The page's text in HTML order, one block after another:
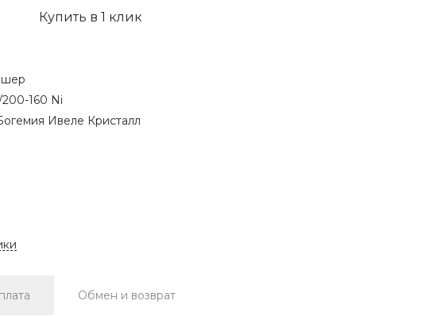
Купить в 1 клик
200-160 Ni
Ивеле Кристалл
Обмен и возврат